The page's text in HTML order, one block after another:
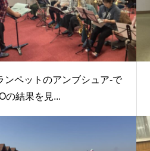
ンペットのアンブシュア‐で
の結果を見...